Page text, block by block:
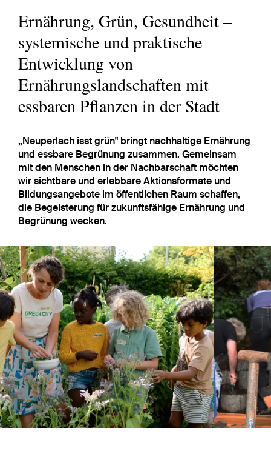
Ernährung, Grün, Gesundheit –
systemische und praktische
Entwicklung von
Ernährungslandschaften mit
essbaren Pflanzen in der Stadt
„Neuperlach isst grün" bringt nachhaltige Ernährung
und essbare Begrünung zusammen. Gemeinsam
mit den Menschen in der Nachbarschaft möchten
wir sichtbare und erlebbare Aktionsformate und
Bildungsangebote im öffentlichen Raum schaffen,
die Begeisterung für zukunftsfähige Ernährung und
Begrünung wecken.